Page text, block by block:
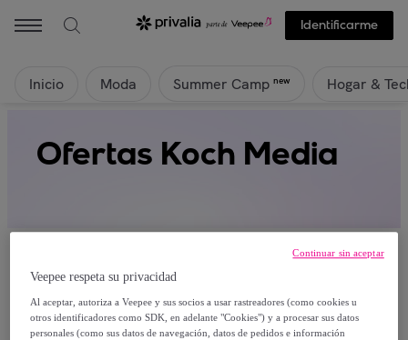
Identificarme
Inicio Moda Summer Camp new Hogar &
Ofertas Koch Media
Actualmente no hay productos disponibles.
Veepee respeta su privacidad
Al aceptar, autoriza a Veepee y sus socios a usar rastreadores (como cookies u
otros identificadores como SDK, en adelante "Cookies") y a procesar sus datos
personales (como sus datos de navegación, datos de pedidos e información
Continuar sin aceptar